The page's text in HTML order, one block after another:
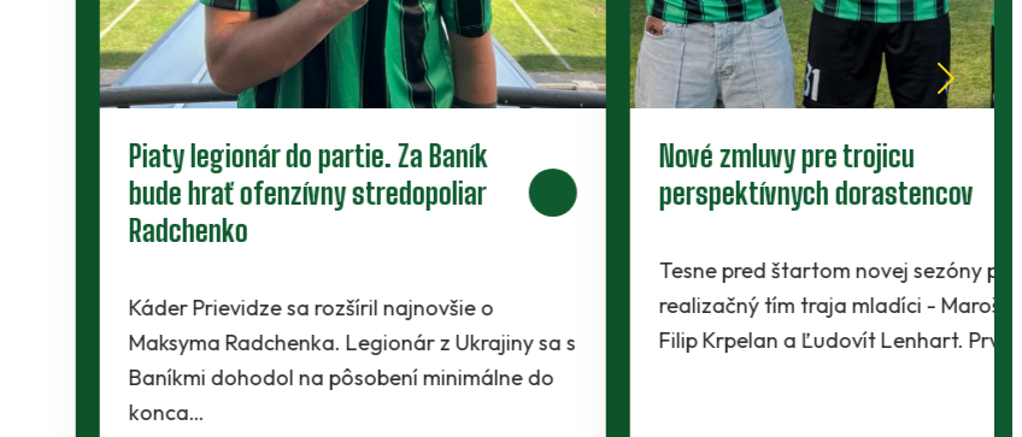
Piaty legionár do partie. Za Baník
bude hrať ofenzívny stredopoliar
Káder Prievidze sa rozšíril najnovšie o
Maksyma Radchenka. Legionár z Ukrajiny sa s
Baníkmi dohodol na pôsobení minimálne do
Nové zmluvy pre trojicu
perspektívnych dorastencov
Tesne pred štartom novej sezóny presvedčili
realizačný tím traja mladíci - Maroš Lahký,
Filip Krpelan a Ľudovít Lenhart. Prví dvaja…